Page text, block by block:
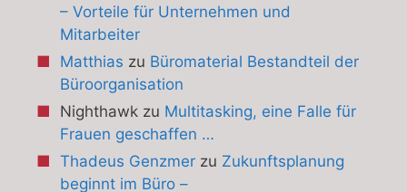
– Vorteile für Unternehmen und
Mitarbeiter
Matthias zu Büromaterial Bestandteil der
Büroorganisation
Nighthawkzu Multitasking, eine Falle für
Frauen geschaffen …
Thadeus Genzmerzu Zukunftsplanung
beginnt im Büro –